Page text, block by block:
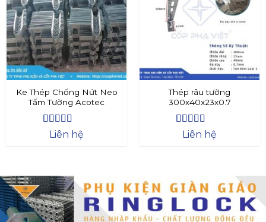
Ke Thép Chống Nứt Neo
Tấm Tường Acotec
Được xếp
Liên hệ
Thép râu tường
300x40x23x0.7
Được xếp
Liên hệ